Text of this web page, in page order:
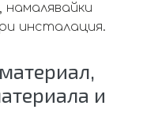
намалявайки
инсталация.
и